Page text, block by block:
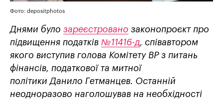
Фото: depositphotos
Днями було зареєстровано законопроєкт про
підвищення податків №11416-д, співавтором
якого виступив голова Комітету ВР з питань
фінансів, податкової та митної
політики Данило Гетманцев. Останній
неодноразово наголошував на необхідності